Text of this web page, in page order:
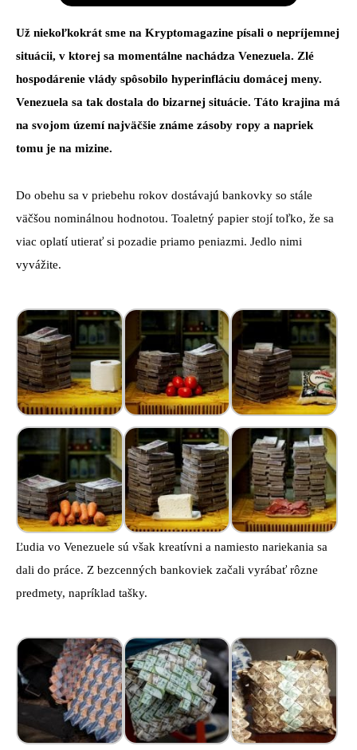
Už niekoľkokrát sme na Kryptomagazine písali o nepríjemnej
situácii, v ktorej sa momentálne nachádza Venezuela. Zlé
hospodárenie vlády spôsobilo hyperinfláciu domácej meny.
Venezuela sa tak dostala do bizarnej situácie. Táto krajina má
na svojom území najväčšie známe zásoby ropy a napriek
tomu je na mizine.
Do obehu sa v priebehu rokov dostávajú bankovky so stále
väčšou nominálnou hodnotou. Toaletný papier stojí toľko, že sa
viac oplatí utierať si pozadie priamo peniazmi. Jedlo nimi
vyvážite.
Ľudia vo Venezuele sú však kreatívni a namiesto nariekania sa
dali do práce. Z bezcenných bankoviek začali vyrábať rôzne
predmety, napríklad tašky.